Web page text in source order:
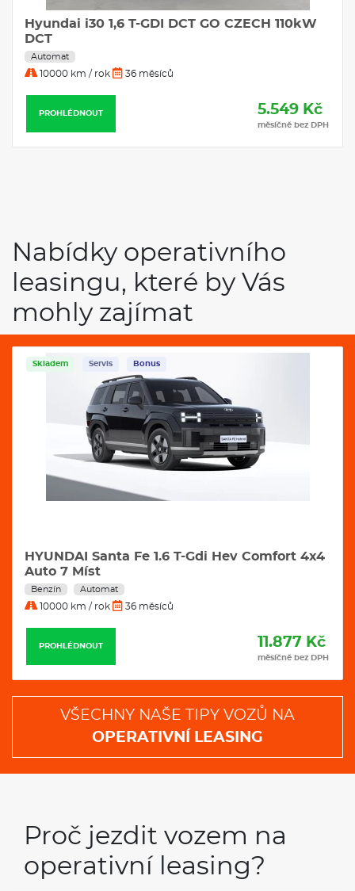
Hyundai i30 1,6 T-GDI DCT GO CZECH 110kW
DCT
Automat
10000 km / rok 36 měsíců
PROHLÉDNOUT 5.549 Kč
měsíčně bez DPH
Nabídky operativního
leasingu, které by Vás
mohly zajímat
Skladem Servis Bonus
HYUNDAI Santa Fe 1.6 T-Gdi Hev Comfort 4x4
Auto 7 Míst
Benzín Automat
10000 km / rok 36 měsíců
PROHLÉDNOUT 11.877 Kč
měsíčně bez DPH
VŠECHNY NAŠE TIPY VOZŮ NA
OPERATIVNÍ LEASING
Proč jezdit vozem na
operativní leasing?